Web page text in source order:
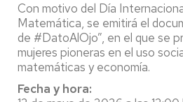
Con motivo del Día
Matemática, se emitirá el
de #DatoAlOjo”, en el que se
mujeres pioneras en el uso
matemáticas y economía.
Fecha y hora: